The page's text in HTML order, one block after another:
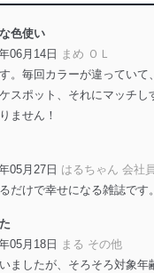
管理措置
報の正確性及び安全性を確
リティ対策をはじめとする
タを取り扱うことのできる
アクセスを防止しています。
識別と認証
準装備されているユーザー
色使い
06月14日
まめ ＯＬ
。毎回カラーが違っていて
スポット、それにマッチし
ません！
05月27日 はるちゃん 会社員
だけで幸せになる雑誌です。
05月18日
まる その他
ましたが、そろそろ対象年